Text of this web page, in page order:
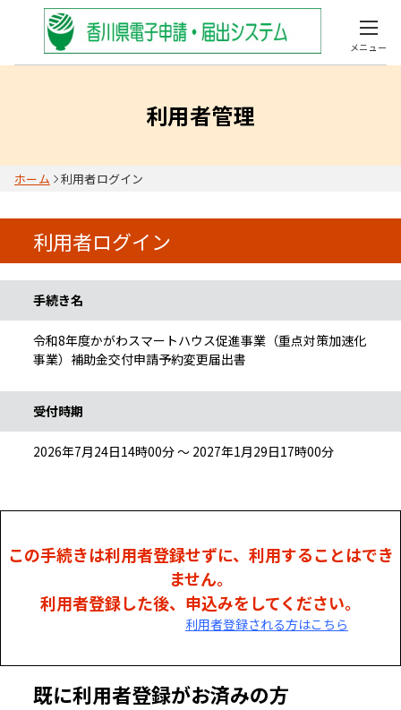
メニュー
利用者管理
ホーム 利用者ログイン
利用者ログイン
手続き名
令和8年度かがわスマートハウス促進事業（重点対策加速化
事業）補助金交付申請予約変更届出書
受付時期
2026年7月24日14時00分 ～ 2027年1月29日17時00分
この手続きは利用者登録せずに、利用することはでき
ません。
利用者登録した後、申込みをしてください。
利用者登録される方はこちら
既に利用者登録がお済みの方